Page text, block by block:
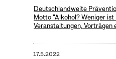
Deutschlandweite
Motto "Alkohol? Weniger
Veranstaltungen, Vorträgen
17.5.2022